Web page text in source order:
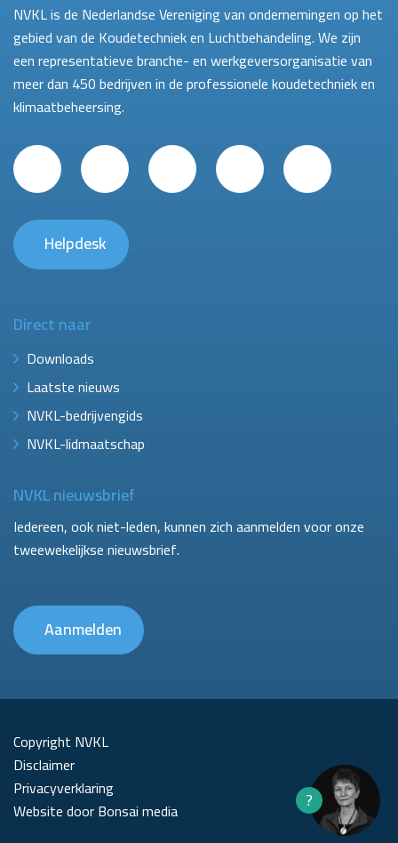
NVKL is de Nederlandse Vereniging van ondernemingen op het
gebied van de Koudetechniek en Luchtbehandeling. We zijn
een representatieve branche- en werkgeversorganisatie van
meer dan 450 bedrijven in de professionele koudetechniek en
klimaatbeheersing.
Helpdesk
Direct naar
Downloads
Laatste nieuws
NVKL-bedrijvengids
NVKL-lidmaatschap
NVKL nieuwsbrief
Iedereen, ook niet-leden, kunnen zich aanmelden voor onze
tweewekelijkse nieuwsbrief.
Aanmelden
Copyright NVKL
Disclaimer
Privacyverklaring
Website door Bonsai media
?